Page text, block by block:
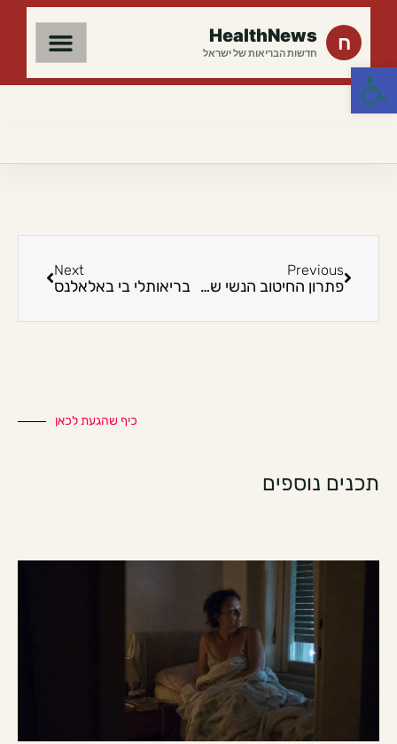
פתח סרגל נגישות
ח HealthNews
חדשות הבריאות של ישראל
Previous
פתרון החיטוב הנשי שמאתגר את תעשיית הדיאטות
Next
בריאותלי בי באלאלנס
כיף שהגעת לכאן
תכנים נוספים